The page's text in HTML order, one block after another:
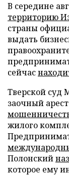
В середине
территорию
страны
выдать
сейчас
Тверской суд
заочный
жилого
Полонский
которое ему